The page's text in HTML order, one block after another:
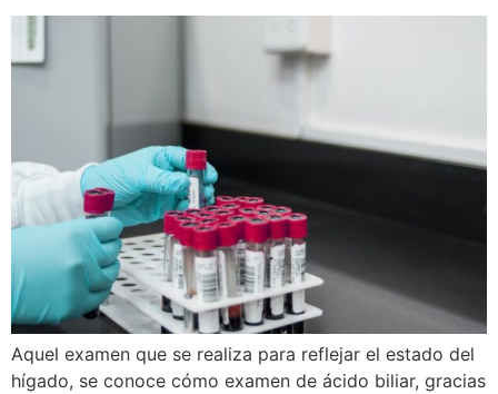
Aquel examen que se realiza para reflejar el estado del
hígado, se conoce cómo examen de ácido biliar, gracias